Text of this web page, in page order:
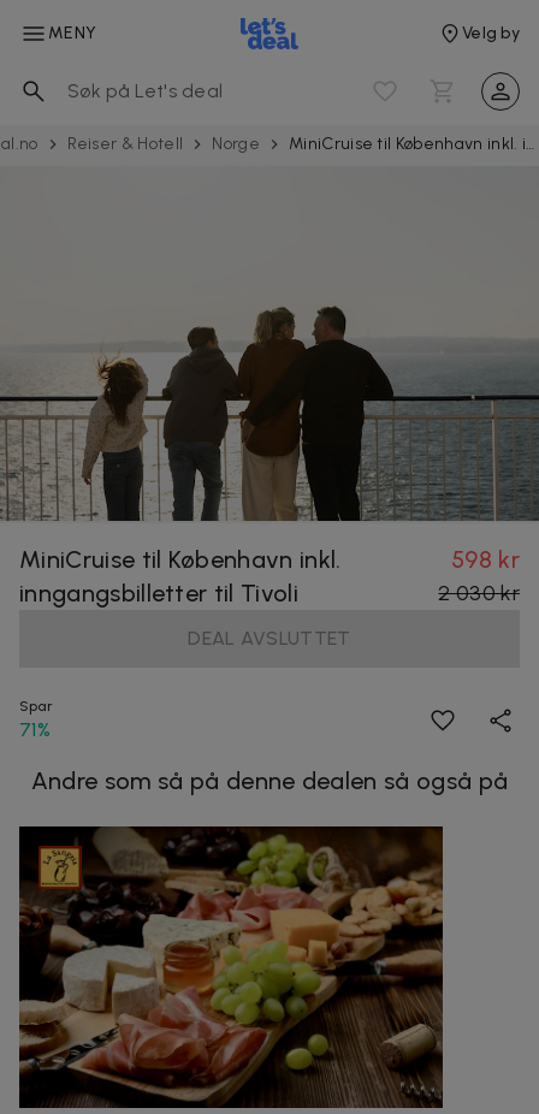
MENY Velg by
Reiser & Hotell Norge MiniCruise til København inkl. inngangsbilletter til Tivoli
MiniCruise til København inkl.
inngangsbilletter til Tivoli
598 kr
2 030 kr
DEAL AVSLUTTET
Spar
71%
Andre som så på denne dealen så også på